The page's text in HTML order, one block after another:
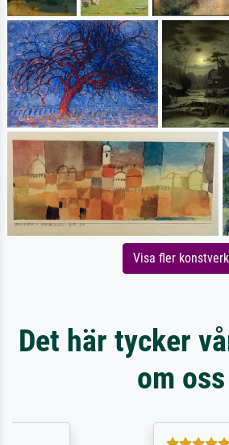
Visa fler konstverk
Det här tycker
om oss